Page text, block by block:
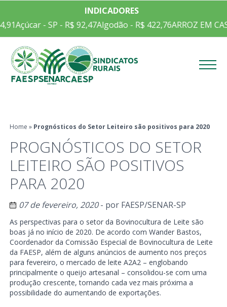
INDICADORES
Açúcar - SP - R$ 92,47Algodão - R$ 422,76ARROZ EM
Home » Prognósticos do Setor Leiteiro são positivos para 2020
PROGNÓSTICOS DO SETOR
LEITEIRO SÃO POSITIVOS
PARA 2020
07 de fevereiro, 2020- por FAESP/SENAR-SP
As perspectivas para o setor da Bovinocultura de Leite são
boas já no início de 2020. De acordo com Wander Bastos,
Coordenador da Comissão Especial de Bovinocultura de Leite
da FAESP, além de alguns anúncios de aumento nos preços
para fevereiro, o mercado de leite A2A2 – englobando
principalmente o queijo artesanal – consolidou-se com uma
produção crescente, tornando cada vez mais próxima a
possibilidade do aumentando de exportações.